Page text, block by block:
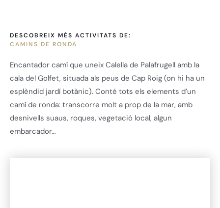
DESCOBREIX MÉS ACTIVITATS DE:
CAMINS DE RONDA
Encantador camí que uneix Calella de Palafrugell amb la
cala del Golfet, situada als peus de Cap Roig (on hi ha un
esplèndid jardí botànic). Conté tots els elements d’un
camí de ronda: transcorre molt a prop de la mar, amb
desnivells suaus, roques, vegetació local, algun
embarcador…